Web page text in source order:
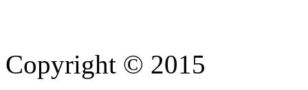
Copyright © 2015